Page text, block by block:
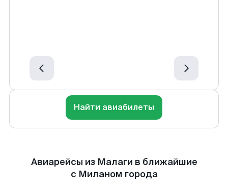
Найти авиабилеты
Авиарейсы из Малаги в ближайшие
с Миланом города